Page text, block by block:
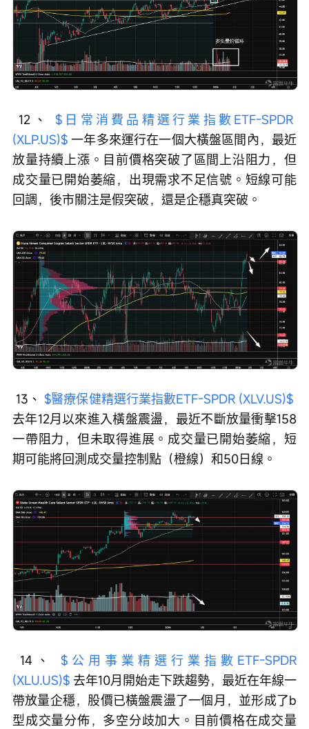
12、 $日常消費品精選行業指數ETF-SPDR
(XLP.US)$ 一年多來運行在一個大橫盤區間內，最近
放量持續上漲。目前價格突破了區間上沿阻力，但
成交量已開始萎縮，出現需求不足信號。短線可能
回調，後市關注是假突破，還是企穩真突破。
13、 $醫療保健精選行業指數ETF-SPDR (XLV.US)$
去年12月以來進入橫盤震盪，最近不斷放量衝擊158
一帶阻力，但未取得進展。成交量已開始萎縮，短
期可能將回測成交量控制點（橙線）和50日線。
14、 $公用事業精選行業指數ETF-SPDR
(XLU.US)$ 去年10月開始走下跌趨勢，最近在年線一
帶放量企穩，股價已橫盤震盪了一個月，並形成了b
型成交量分佈，多空分歧加大。目前價格在成交量